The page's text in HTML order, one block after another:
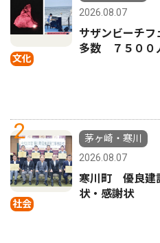
文化
2026.08.07
サザンビーチ
多数 ７５００
2
社会
茅ヶ崎・寒川
2026.08.07
寒川町 優良建
状・感謝状